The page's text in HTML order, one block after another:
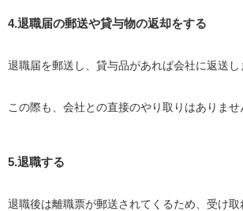
4.退職届の郵送や貸与物の返却をする
退職届を郵送し、貸与品があれば会社に返送し
この際も、会社との直接のやり取りはありませ
5.退職する
退職後は離職票が郵送されてくるため、受け取